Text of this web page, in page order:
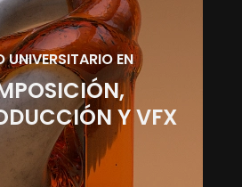
UNIVERSITARIO EN
Y VFX